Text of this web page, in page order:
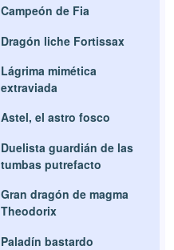
Campeón de Fia
Dragón liche Fortissax
Lágrima mimética
extraviada
Astel, el astro fosco
Duelista guardián de las
tumbas putrefacto
Gran dragón de magma
Theodorix
Paladín bastardo